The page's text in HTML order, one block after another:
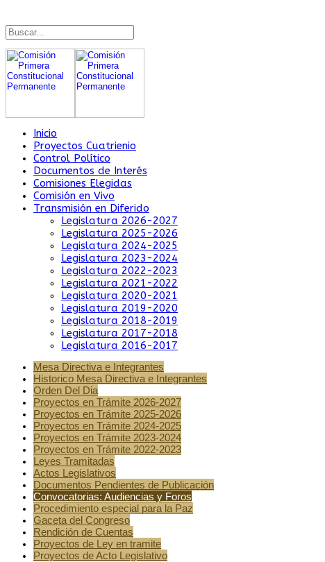
Inicio
Proyectos Cuatrienio
Control Político
Documentos de Interés
Comisiones Elegidas
Comisión en Vivo
Transmisión en Diferido
Legislatura 2026-2027
Legislatura 2025-2026
Legislatura 2024-2025
Legislatura 2023-2024
Legislatura 2022-2023
Legislatura 2021-2022
Legislatura 2020-2021
Legislatura 2019-2020
Legislatura 2018-2019
Legislatura 2017-2018
Legislatura 2016-2017
Mesa Directiva e Integrantes
Historico Mesa Directiva e Integrantes
Orden Del Dia
Proyectos en Trámite 2026-2027
Proyectos en Trámite 2025-2026
Proyectos en Trámite 2024-2025
Proyectos en Trámite 2023-2024
Proyectos en Trámite 2022-2023
Leyes Tramitadas
Actos Legislativos
Documentos Pendientes de Publicación
Convocatorias: Audiencias y Foros
Procedimiento especial para la Paz
Gaceta del Congreso
Rendición de Cuentas
Proyectos de Ley en tramite
Proyectos de Acto Legislativo